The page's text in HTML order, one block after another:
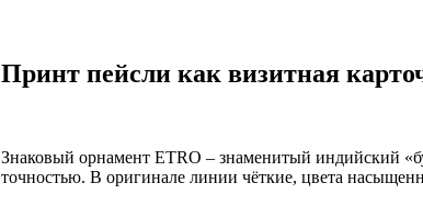
Принт пейсли как визитная
Знаковый орнамент ETRO – знаменитый индийский
точностью. В оригинале линии чёткие, цвета